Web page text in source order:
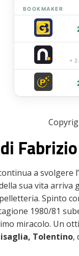
BOOKMAKER
+
a
sua vita
Spinto
1980/81
miracolo. Un
Tolentino,